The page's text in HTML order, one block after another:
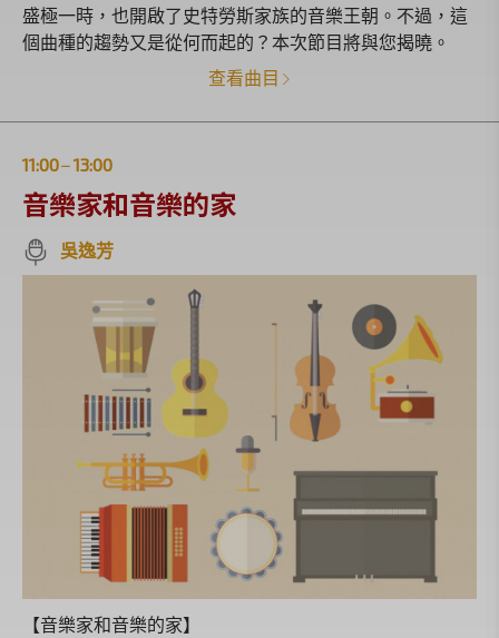
盛極一時，也開啟了史特勞斯家族的音樂王朝。不過，這
個曲種的趨勢又是從何而起的？本次節目將與您揭曉。
查看曲目
11:00 | 13:00
音樂家和音樂的家
吳逸芳
【音樂家和音樂的家】